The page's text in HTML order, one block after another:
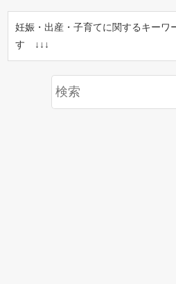
妊娠・出産・子育てに関するキーワ
す ↓↓↓